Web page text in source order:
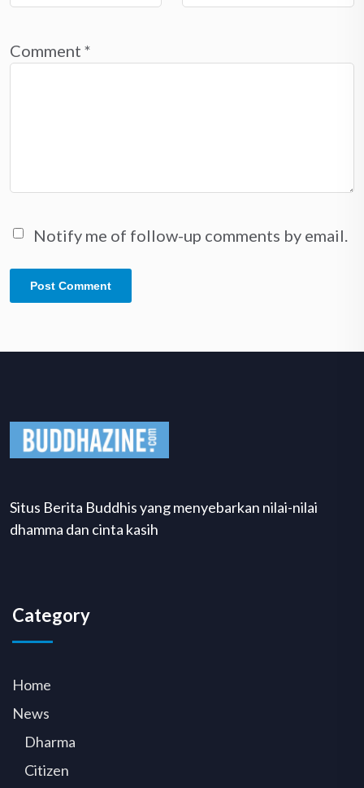
Comment *
Notify me of follow-up comments by email.
Situs Berita Buddhis yang menyebarkan nilai-nilai
dhamma dan cinta kasih
Category
Home
News
Dharma
Citizen